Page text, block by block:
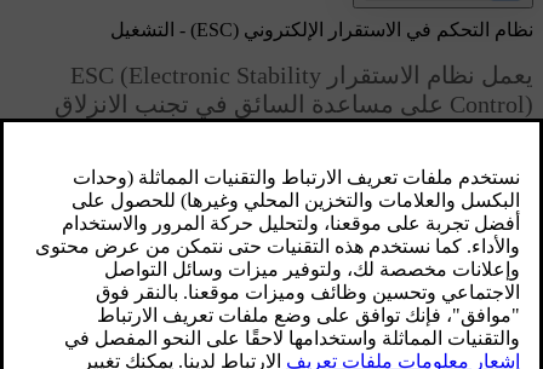
محدّث ٠٨‏/٠٦‏/٢٠٢٣
نظام التحكم في الاستقرار الإلكتروني (ESC) - التشغيل
يعمل نظام الاستقرار ESC (Electronic Stability
Control) على مساعدة السائق في تجنب الانزلاق
قد يتم ملاحظة صوت نبض عند تشغيل نظام ESC أثناء الفرملة. قد
تتسارع السيارة على سرعة أبطأ من المتوقع عند الضغط على
دواسة الوقود.